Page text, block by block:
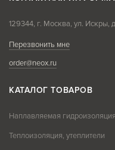
129344, г. Москва, ул. Искры,
Перезвонить мне
order@neox.ru
КАТАЛОГ ТОВАРОВ
Наплавляемая гидроизоляция
Теплоизоляция, утеплители